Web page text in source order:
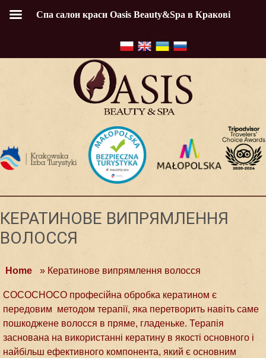
КЕРАТИНОВЕ ВИПРЯМЛЕННЯ
ВОЛОССЯ
Home » Кератинове випрямлення волосся
COCOCHOCO професійна обробка кератином є
передовим методом терапії, яка перетворить навіть саме
пошкоджене волосся в пряме, гладеньке. Терапія
заснована на використанні кератину в якості основного і
найбільш ефективного компонента, який є основним
Спа салон краси Oasis Beauty&Spa в Кракові